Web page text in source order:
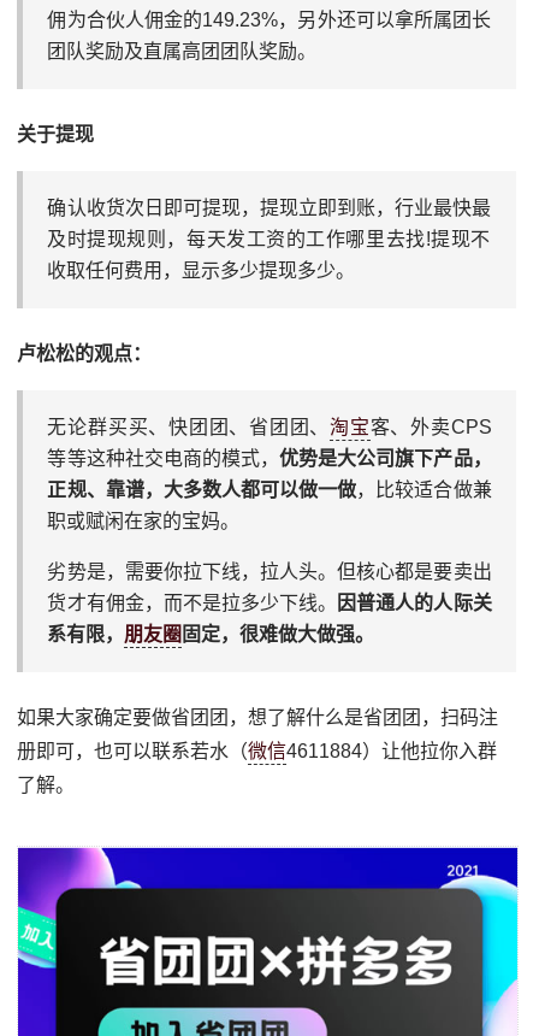
佣‬为合伙‮佣人‬金的149.23%，另外还‮以可‬拿所‮团属‬长
团‮奖队‬励及‮属直‬高团‮队团‬奖励。
关于提现
确认收货‮日次‬即可提现，提现立‮到即‬账，‮业行‬最快最
及时提现规‮，则‬每天发工资的工‮哪作‬里去找!提现不‮
取收‬任何‮用费‬，显示多少‮现提‬多少。
卢松松的观点：
无论群买买、快团团、省团团、淘宝客、外卖CPS
等等这种社交电商的模式，优势是大公司旗下产品，
正规、靠谱，大多数人都可以做一做，比较适合做兼
职或赋闲在家的宝妈。
劣势是，需要你拉下线，拉人头。但核心都是要卖出
货才有佣金，而不是拉多少下线。
因普通人的人际关
系有限， 朋友圈 固定，很难做大做强。
如果大家确定要做省团团，想了解什么是省团团，扫码注
册即可，也可以联系若水（微信4611884）让他拉你入群
了解。